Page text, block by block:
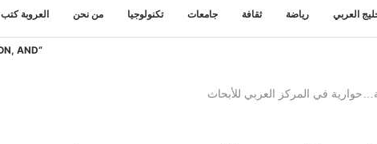
العربي رياضة ثقافة جامعات تكنولوجيا من نحن العروبة كتب
“THE NETCAST” — WHERE LEADERSIP, STRATEGY, INNOVATION, AND...
في المركز العربي للأبحاث